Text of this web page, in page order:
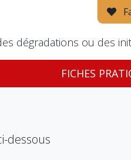
dégradations ou des
FICHES
dessous